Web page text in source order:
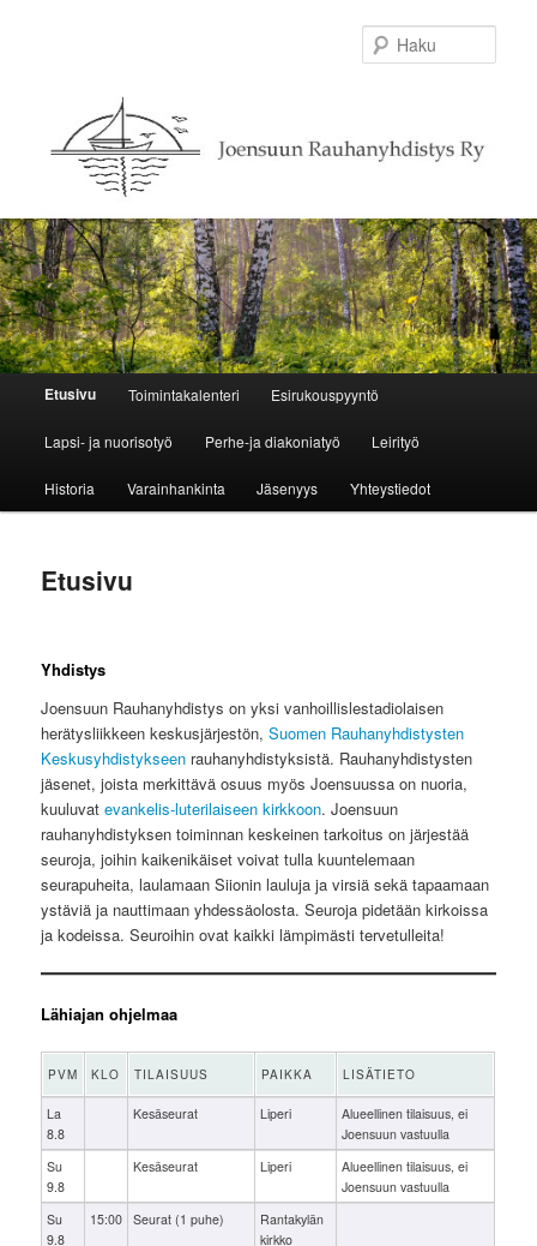
Siirry sisältöön
Siirry toissijaiseen sisältöön
Etusivu Toimintakalenteri Esirukouspyyntö
Lapsi- ja nuorisotyö Perhe-ja diakoniatyö Leirityö
Historia Varainhankinta Jäsenyys Yhteystiedot
Etusivu
Yhdistys
Joensuun Rauhanyhdistys on yksi vanhoillislestadiolaisen
herätysliikkeen keskusjärjestön,Suomen Rauhanyhdistysten
Keskusyhdistykseen rauhanyhdistyksistä. Rauhanyhdistysten
jäsenet, joista merkittävä osuus myös Joensuussa on nuoria,
kuuluvatevankelis-luterilaiseen kirkkoon. Joensuun
rauhanyhdistyksen toiminnan keskeinen tarkoitus on järjestää
seuroja, joihin kaikenikäiset voivat tulla kuuntelemaan
seurapuheita, laulamaan Siionin lauluja ja virsiä sekä tapaamaan
ystäviä ja nauttimaan yhdessäolosta. Seuroja pidetään kirkoissa
ja kodeissa. Seuroihin ovat kaikki lämpimästi tervetulleita!
Lähiajan ohjelmaa
PVM KLO TILAISUUS PAIKKA LISÄTIETO
La
8.8
Kesäseurat Liperi
Alueellinen tilaisuus, ei
Joensuun vastuulla
Su
9.8
Kesäseurat Liperi
Alueellinen tilaisuus, ei
Joensuun vastuulla
Su
9.8
15:00 Seurat (1 puhe)
Rantakylän
kirkko